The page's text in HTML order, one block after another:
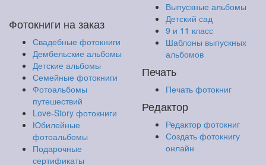
Фотокниги на заказ
Свадебные фотокниги
Дембельские альбомы
Детские альбомы
Семейные фотокниги
Фотоальбомы
путешествий
Love-Story фотокниги
Юбилейные
фотоальбомы
Подарочные
сертификаты
Выпускные альбомы
Детский сад
9 и 11 класс
Шаблоны выпускных
альбомов
Печать
Печать фотокниг
Редактор
Редактор фотокниг
Создать фотокнигу
онлайн